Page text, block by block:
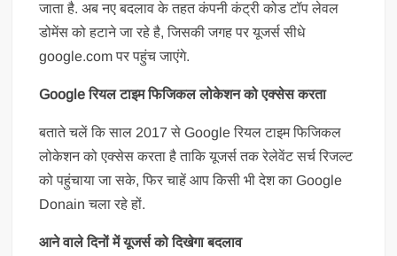
जाता है. अब नए बदलाव के तहत कंपनी कंट्री कोड टॉप लेवल
डोमेंस को हटाने जा रहे है, जिसकी जगह पर यूजर्स सीधे
google.com पर पहुंच जाएंगे.
Google रियल टाइम फिजिकल लोकेशन को एक्सेस करता
बताते चलें कि साल 2017 से Google रियल टाइम फिजिकल
लोकेशन को एक्सेस करता है ताकि यूजर्स तक रेलेवेंट सर्च रिजल्ट
को पहुंचाया जा सके, फिर चाहें आप किसी भी देश का Google
Donain चला रहे हों.
आने वाले दिनों में यूजर्स को दिखेगा बदलाव